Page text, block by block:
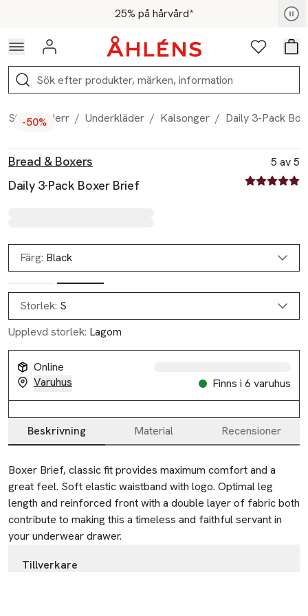
Hoppa till navigationsmenyn25% på hårvård*
För medlemmar - Shoppa nu
Logga in Favoriter
Sök
Start / Herr / Underkläder / Kalsonger / Daily 3-Pack
-50%
Bread & Boxers
Daily 3-Pack Boxer Brief
5 av 5
5 av fem
Färg: Black
Storlek: S
Upplevd storlek: Lagom
Online
Varuhus
Finns i 6 varuhus
Beskrivning Material Recensioner
Beskrivning
Boxer Brief, classic fit provides maximum comfort and a
great feel. Soft elastic waistband with logo. Optimal leg
length and reinforced front with a double layer of fabric both
contribute to making this a timeless and faithful servant in
your underwear drawer.
Tillverkare